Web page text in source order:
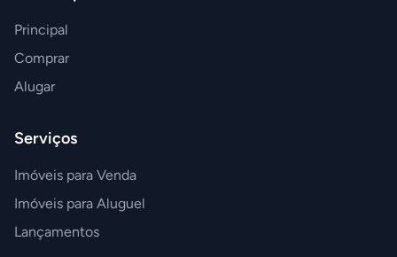
Principal
Comprar
Alugar
Serviços
Imóveis para Venda
Imóveis para Aluguel
Lançamentos